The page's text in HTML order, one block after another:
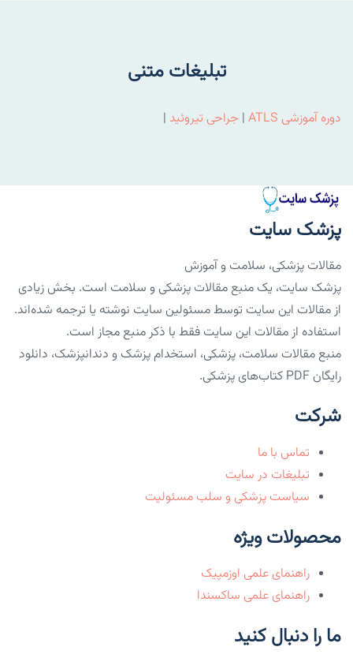
تبلیغات متنی
دوره آموزشی ATLS | جراحی تیروئید |
پزشک سایت
مقالات پزشکی، سلامت و آموزش
پزشک سایت، یک منبع مقالات پزشکی و سلامت است. بخش زیادی
از مقالات این سایت توسط مسئولین سایت نوشته یا ترجمه شده‌اند.
استفاده از مقالات این سایت فقط با ذکر منبع مجاز است.
منبع مقالات سلامت، پزشکی، استخدام پزشک و دندانپزشک، دانلود
رایگان PDF کتاب‌های پزشکی.
شرکت
تماس با ما
تبلیغات در سایت
سیاست پزشکی و سلب مسئولیت
محصولات ویژه
راهنمای علمی اوزمپیک
راهنمای علمی ساکسندا
ما را دنبال کنید